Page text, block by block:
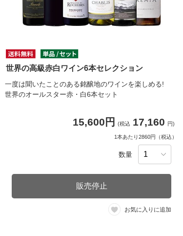
世界の高級赤白ワイン6本セレクション
一度は聞いたことのある銘醸地のワインを楽しめる!
世界のオールスター赤・白6本セット
15,600円 (税込 17,160 円)
1本あたり2860円（税込）
数量
販売停止
お気に入りに追加